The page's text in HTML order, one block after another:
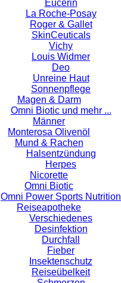
Eucerin
La Roche-Posay
Roger & Gallet
SkinCeuticals
Vichy
Louis Widmer
Deo
Unreine Haut
Sonnenpflege
Magen & Darm
Omni Biotic und mehr ...
Männer
Monterosa Olivenöl
Mund & Rachen
Halsentzündung
Herpes
Nicorette
Omni Biotic
Omni Power Sports Nutrition
Reiseapotheke
Verschiedenes
Desinfektion
Durchfall
Fieber
Insektenschutz
Reiseübelkeit